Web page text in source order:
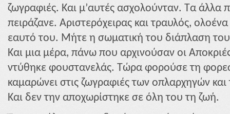
ζωγραφιές. Και μ’αυτές ασχολούνταν. Τα άλλα
πειράζανε. Αριστερόχειρας και τραυλός, ολοένα
εαυτό του. Μήτε η σωματική του διάπλαση
Και μια μέρα, πάνω που αρχινούσαν οι
ντύθηκε φουστανελάς. Τώρα φορούσε τη
καμαρώνει στις ζωγραφιές των οπλαρχηγών
Και δεν την αποχωρίστηκε σε όλη του τη ζωή.